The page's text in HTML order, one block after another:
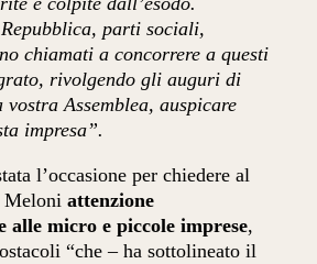
parti sociali,
chiamati a concorrere a questi
rivolgendo gli auguri di
Assemblea, auspicare
impresa”.
l’occasione per chiedere al
Meloniattenzione
alle micro e piccole imprese,
“che – ha sottolineato il